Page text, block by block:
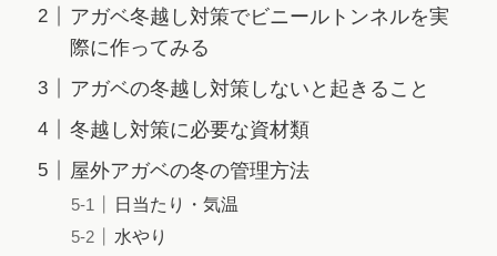
アガベ冬越し対策でビニールトンネルを実
際に作ってみる
アガベの冬越し対策しないと起きること
冬越し対策に必要な資材類
屋外アガベの冬の管理方法
日当たり・気温
水やり